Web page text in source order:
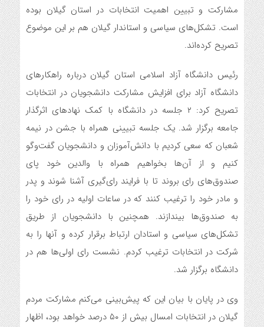
مشارکت و تبیین اهمیت انتخابات در استان گیلان بوده
است. تشکل‌های سیاسی و استاندار گیلان هم بر این موضوع
تصریح کرده‌اند.
رئیس دانشگاه آزاد اسلامی استان گیلان درباره راهکارهای
دانشگاه آزاد برای افزایش مشارکت دانشجویان در انتخابات
تصریح کرد: ۲ جلسه در دانشگاه با کمک نهادهای اثرگذار
جامعه برگزار شد. یک جلسه تبیینی همراه با جشن در نیمه
شعبان که سعی کردیم با دانش‌آموزان و دانشجویان گفت‌وگو
کنیم و از آن‌ها بخواهیم همراه با والدین خود پای
صندوق‌های رای بروند تا با فرایند رای‌گیری آشنا شوند و پدر
و مادر خود را ترغیب کنند که در ساعات اولیه در رای خود را
به صندوق‌ها بیندازند. همچنین با دانشجویان از طریق
تشکل‌های سیاسی و استادان ارتباط برقرار کرده و آنها را به
شرکت در انتخابات ترغیب کردم. نشست رای اولی‌ها هم در
دانشگاه برگزار شد.
وی در پایان با بیان این که پیش‌بینی می‌کنم مشارکت مردم
گیلان در انتخابات امسال بیش از ۵۰ درصد خواهد بود، اظهار